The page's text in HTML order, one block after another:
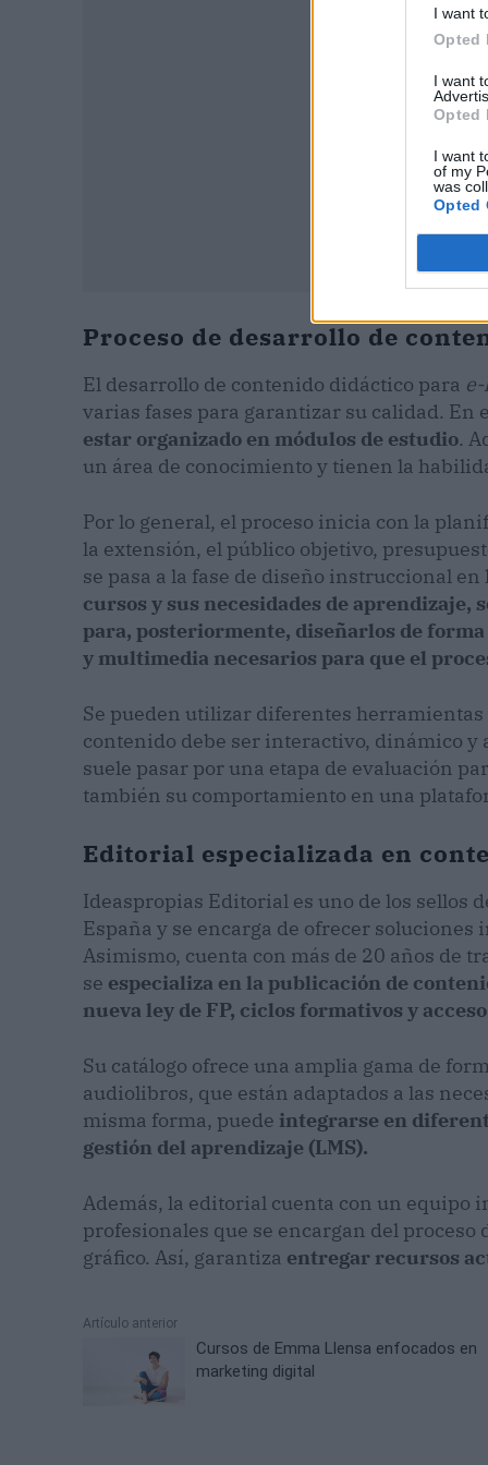
I want
Opted
I want
Opted
I want
of my
was
Opted
Proceso de desarrollo de
El desarrollo de contenido didáctico para
varias fases para garantizar su calidad. En
estar organizado en módulos de estudio.
un área de conocimiento y tienen la
Por lo general, el proceso inicia con la
la extensión, el público objetivo,
se pasa a la fase de diseño instruccional en
cursos y sus necesidades de
para, posteriormente, diseñarlos de
y multimedia necesarios para que el
Se pueden utilizar diferentes
contenido debe ser interactivo, dinámico y
suele pasar por una etapa de evaluación
también su comportamiento en una
Editorial especializada en
Ideaspropias Editorial es uno de los sellos
España y se encarga de ofrecer
Asimismo, cuenta con más de 20 años de
se especializa en la publicación de
nueva ley de FP, ciclos formativos y
Su catálogo ofrece una amplia gama de
audiolibros, que están adaptados a las
misma forma, puede integrarse en
gestión del aprendizaje (LMS).
Además, la editorial cuenta con un equipo
profesionales que se encargan del
gráfico. Así, garantiza entregar recursos
Artículo anterior
Cursos de Emma Llensa enfocados en
marketing digital